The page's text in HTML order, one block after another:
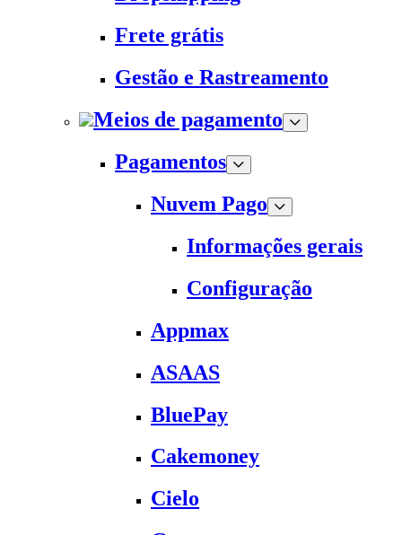
Frete grátis
Gestão e Rastreamento
Meios de pagamento
Pagamentos
Nuvem Pago
Informações gerais
Configuração
Appmax
ASAAS
BluePay
Cakemoney
Cielo